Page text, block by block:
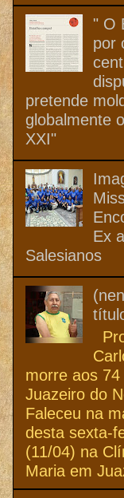
" O
por
pretende
globalmente
XXI"
Ex
Salesianos
morre aos 74
Juazeiro do
Faleceu na
desta sexta-
(11/04) na
Maria em